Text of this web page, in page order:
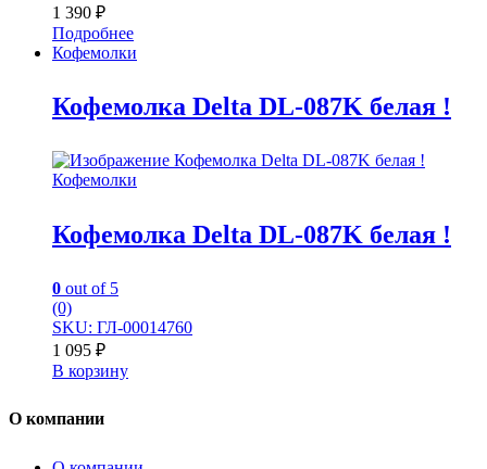
1 390 ₽
Подробнее
Кофемолки
Кофемолка Delta DL-087K белая !
Кофемолки
Кофемолка Delta DL-087K белая !
0 out of 5
(0)
SKU: ГЛ-00014760
1 095 ₽
В корзину
О компании